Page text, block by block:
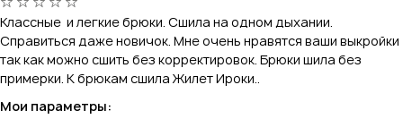
Классные и легкие брюки. Сшила на одном дыхании.
Справиться даже новичок. Мне очень нравятся ваши выкройки
так как можно сшить без корректировок. Брюки шила без
примерки. К брюкам сшила Жилет Ироки..
Мои параметры: